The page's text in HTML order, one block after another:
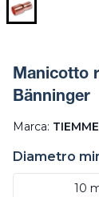
Manicotto
Bänninger
Marca: TIEMME
Diametro
10